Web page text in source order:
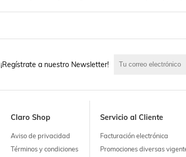
¡Regístrate a nuestro Newsletter!
Claro Shop
Aviso de privacidad
Términos y condiciones
Servicio al Cliente
Facturación electrónica
Promociones diversas